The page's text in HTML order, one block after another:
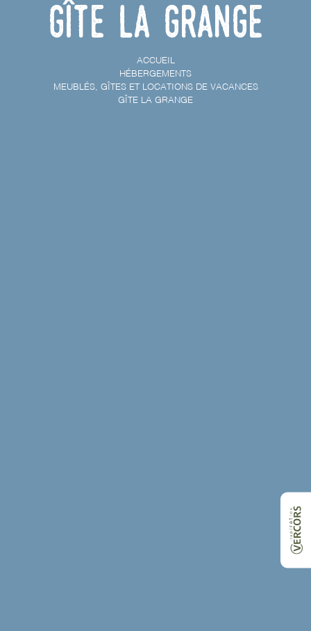
Gîte la Grange
ACCUEIL
HÉBERGEMENTS
MEUBLÉS, GÎTES ET LOCATIONS DE VACANCES
GÎTE LA GRANGE